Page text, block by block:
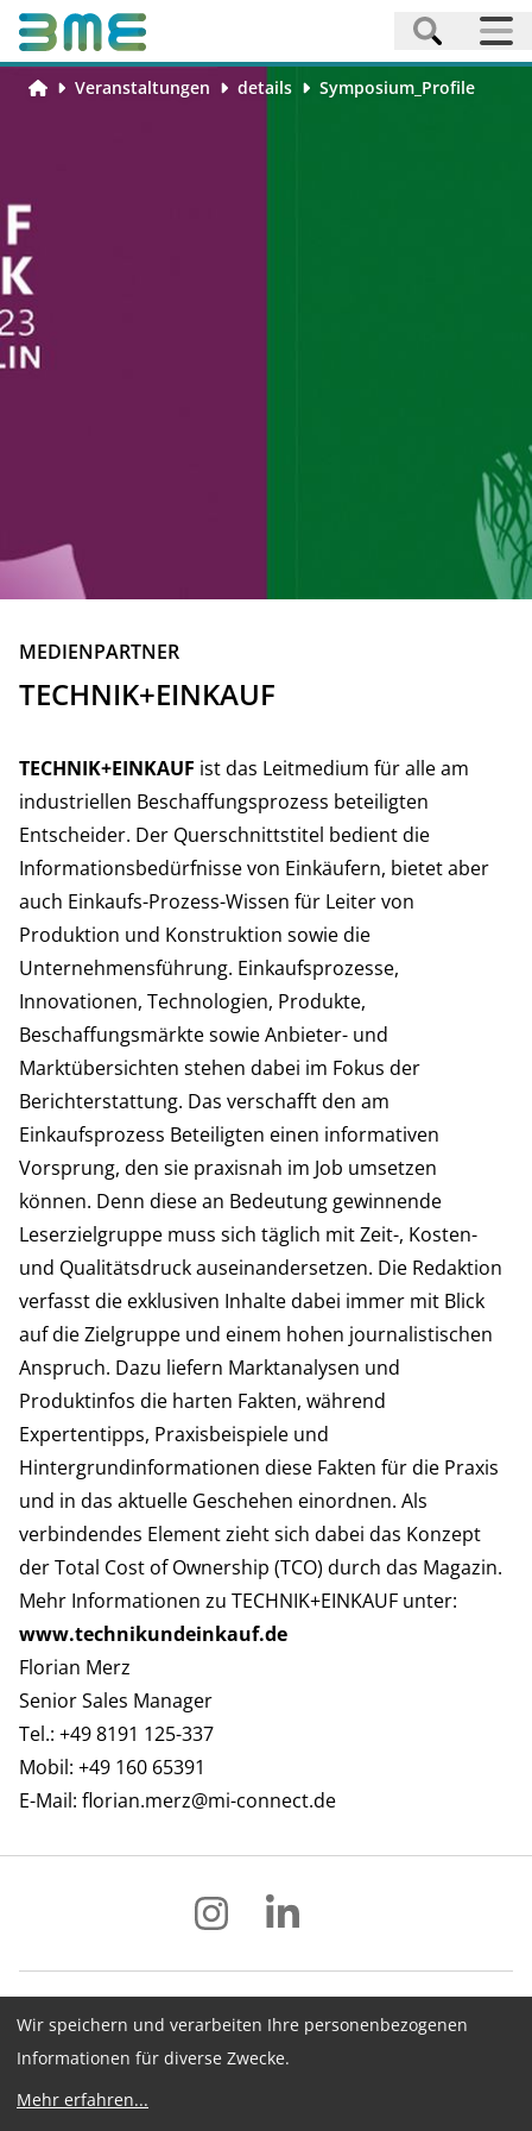
Veranstaltungen details Symposium_Profile
ZURÜCK
MEDIENPARTNER
TECHNIK+EINKAUF
TECHNIK+EINKAUF ist das Leitmedium für alle am
industriellen Beschaffungsprozess beteiligten
Entscheider. Der Querschnittstitel bedient die
Informationsbedürfnisse von Einkäufern, bietet aber
auch Einkaufs-Prozess-Wissen für Leiter von
Produktion und Konstruktion sowie die
Unternehmensführung. Einkaufsprozesse,
Innovationen, Technologien, Produkte,
Beschaffungsmärkte sowie Anbieter- und
Marktübersichten stehen dabei im Fokus der
Berichterstattung. Das verschafft den am
Einkaufsprozess Beteiligten einen informativen
Vorsprung, den sie praxisnah im Job umsetzen
können. Denn diese an Bedeutung gewinnende
Leserzielgruppe muss sich täglich mit Zeit-, Kosten-
und Qualitätsdruck auseinandersetzen. Die Redaktion
verfasst die exklusiven Inhalte dabei immer mit Blick
auf die Zielgruppe und einem hohen journalistischen
Anspruch. Dazu liefern Marktanalysen und
Produktinfos die harten Fakten, während
Expertentipps, Praxisbeispiele und
Hintergrundinformationen diese Fakten für die Praxis
und in das aktuelle Geschehen einordnen. Als
verbindendes Element zieht sich dabei das Konzept
der Total Cost of Ownership (TCO) durch das Magazin.
Mehr Informationen zu TECHNIK+EINKAUF unter:
www.technikundeinkauf.de
Florian Merz
Senior Sales Manager
Tel.: +49 8191 125-337
Mobil: +49 160 65391
E-Mail: florian.merz@mi-connect.de
Impressum Datenschutz
AGB
Hinweisgebersystem
Newsletter
Cookie-Konfiguration
Wir speichern und verarbeiten Ihre personenbezogenen
Informationen für diverse Zwecke.
Mehr erfahren...